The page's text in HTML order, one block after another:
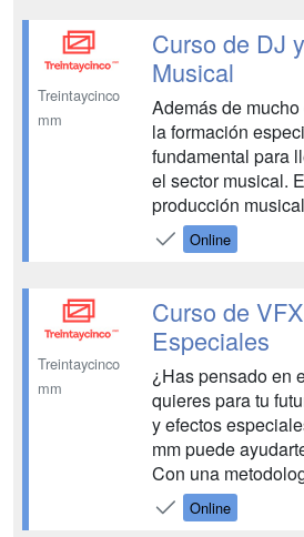
preparación para
profesionales....
Treintaycinco
mm
Curso de DJ
Musical
Además de
la formación
fundamental para
el sector musical.
producción
semipresencial de
recorrerás el
la mano de
la industria
Online
Treintaycinco
mm
Curso de
Especiales
¿Has pensado en
quieres para tu
y efectos
mm puede
Con una
online y el
de especialistas
Online